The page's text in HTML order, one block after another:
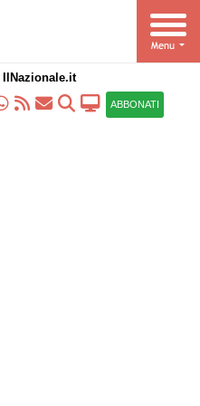
IlNazionale.it
ABBONATI